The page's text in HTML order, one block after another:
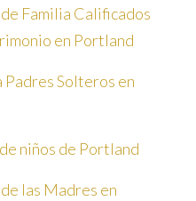
Familia Calificados
en Portland
Solteros en
niños de Portland
las Madres en